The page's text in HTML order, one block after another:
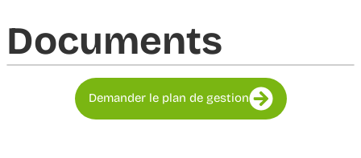
Documents​
Demander le plan de gestion